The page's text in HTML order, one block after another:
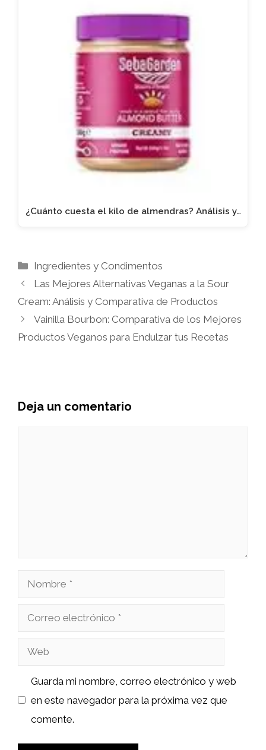
¿Cuánto cuesta el kilo de almendras? Análisis y…
Categorías
Ingredientes y Condimentos
Las Mejores Alternativas Veganas a la Sour
Cream: Análisis y Comparativa de Productos
Vainilla Bourbon: Comparativa de los Mejores
Productos Veganos para Endulzar tus Recetas
Deja un comentario
Nombre
Correo
Web
Guarda mi nombre, correo electrónico y web
en este navegador para la próxima vez que
comente.